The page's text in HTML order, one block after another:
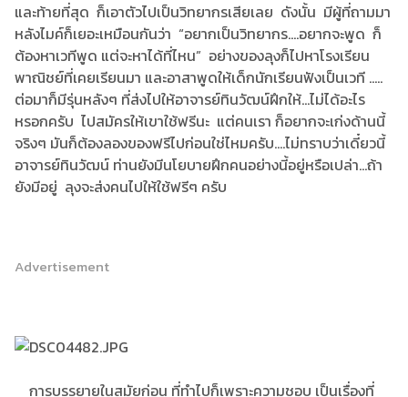
และท้ายที่สุด ก็เอาตัวไปเป็นวิทยากรเสียเลย ดังนั้น มีผู้ที่ถามมา
หลังไมค์ก็เยอะเหมือนกันว่า “อยากเป็นวิทยากร....อยากจะพูด ก็
ต้องหาเวทีพูด แต่จะหาได้ที่ไหน” อย่างของลุงก็ไปหาโรงเรียน
พาณิชย์ที่เคยเรียนมา และอาสาพูดให้เด็กนักเรียนฟังเป็นเวที .....
ต่อมาก็มีรุ่นหลังๆ ที่ส่งไปให้อาจารย์ทินวัฒน์ฝึกให้...ไม่ได้อะไร
หรอกครับ ไปสมัครให้เขาใช้ฟรีนะ แต่คนเรา ก็อยากจะเก่งด้านนี้
จริงๆ มันก็ต้องลองของฟรีไปก่อนใช่ไหมครับ....ไม่ทราบว่าเดี๋ยวนี้
อาจารย์ทินวัฒน์ ท่านยังมีนโยบายฝึกคนอย่างนี้อยู่หรือเปล่า...ถ้า
ยังมีอยู่ ลุงจะส่งคนไปให้ใช้ฟรีๆ ครับ
Advertisement
การบรรยายในสมัยก่อน ที่ทำไปก็เพราะความชอบ เป็นเรื่องที่